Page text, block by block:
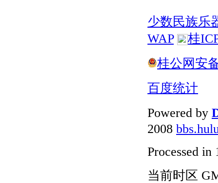
少数民族乐
WAP
桂
桂公网安
百度统计
Powered by
2008
Processed in
当前时区